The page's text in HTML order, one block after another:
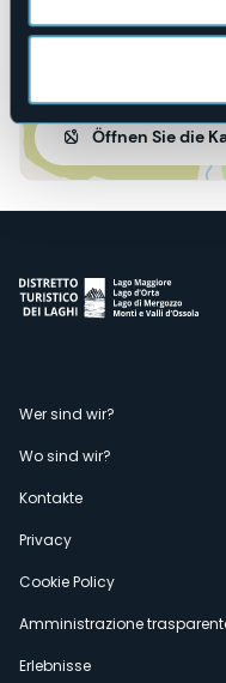
Öffnen Sie die
Menù
Wer sind wir?
Wo sind wir?
Kontakte
Privacy
Cookie Policy
Amministrazione
Erlebnisse